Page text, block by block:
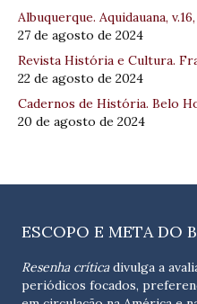
Albuquerque. Aquidauana, v.16,
27 de agosto de 2024
Revista História e Cultura.
22 de agosto de 2024
Cadernos de História. Belo
20 de agosto de 2024
ESCOPO E META DO
Resenha críticadivulga a
periódicos focados,